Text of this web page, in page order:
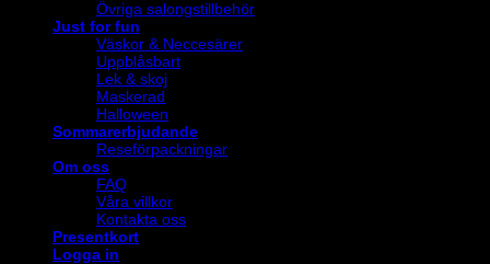
Övriga salongstillbehör
Just for fun
Väskor & Neccesärer
Uppblåsbart
Lek & skoj
Maskerad
Halloween
Sommarerbjudande
Reseförpackningar
Om oss
FAQ
Våra villkor
Kontakta oss
Presentkort
Logga in